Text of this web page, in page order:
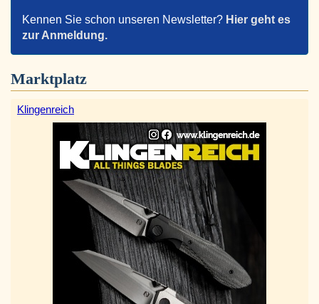
Kennen Sie schon unseren Newsletter? Hier geht es
zur Anmeldung.
Marktplatz
Klingenreich